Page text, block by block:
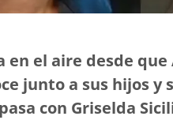
en el aire desde
junto a sus hijos y
con Griselda